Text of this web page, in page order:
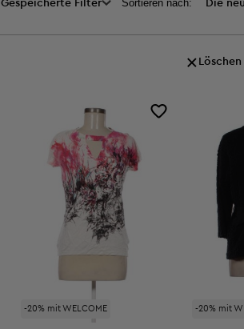
Gespeicherte Filter Sortieren nach: Die
Löschen
-20% mit WELCOME -20% mit